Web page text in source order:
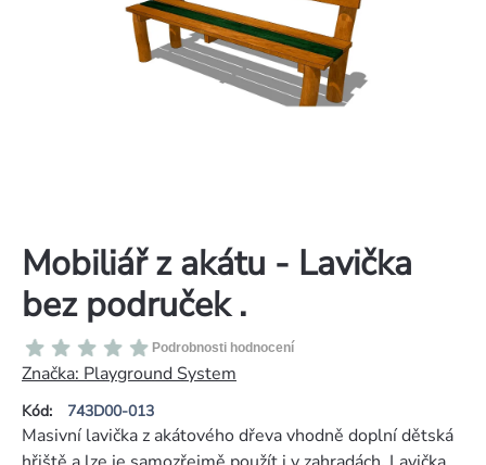
Mobiliář z akátu - Lavička
bez područek .
Kód: 743D00-013
Průměrné
hodnocení
produktu
je
0,0
Podrobnosti hodnocení
Značka: Playground System
Masivní lavička z akátového dřeva vhodně doplní dětská